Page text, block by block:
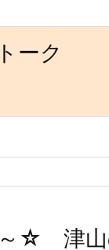
ーク
～☆ 津山